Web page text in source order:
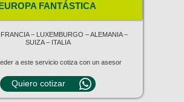
FANTÁSTICA
FRANCIA – LUXEMBURGO – ALEMANIA –
SUIZA – ITALIA
a este servicio cotiza con un asesor
Quiero cotizar